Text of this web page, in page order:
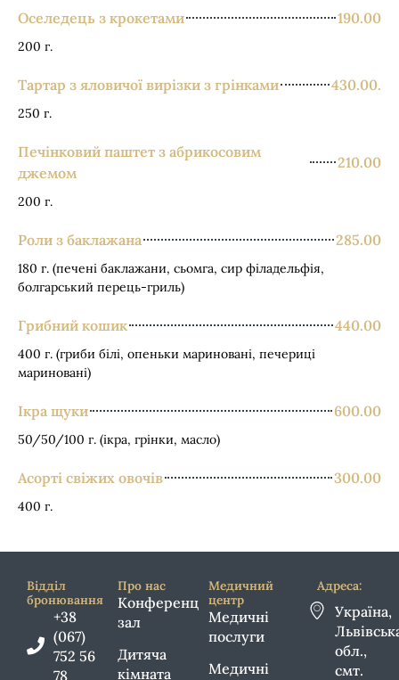
Оселедець з крокетами 190.00
200 г.
Тартар з яловичої вирізки з грінками 430.00.
250 г.
Печінковий паштет з абрикосовим
джемом
210.00
200 г.
Роли з баклажана 285.00
180 г. (печені баклажани, сьомга, сир філадельфія,
болгарський перець-гриль)
Грибний кошик 440.00
400 г. (гриби білі, опеньки мариновані, печериці
мариновані)
Ікра щуки 600.00
50/50/100 г. (ікра, грінки, масло)
Асорті свіжих овочів 300.00
400 г.
Відділ
бронювання
+38
(067)
752 56
78
Про нас
Конференц
зал
Дитяча
кімната
Медичний
центр
Медичні
послуги
Медичні
Адреса:
Україна,
обл.,
смт.